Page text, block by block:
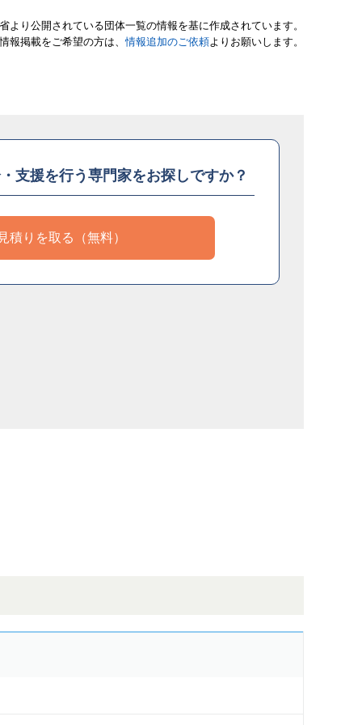
より公開されている団体一覧の情報を基に作成されています。
報掲載をご希望の方は、情報追加のご依頼よりお願いします。
支援を行う専門家をお探しですか？
積りを取る（無料）